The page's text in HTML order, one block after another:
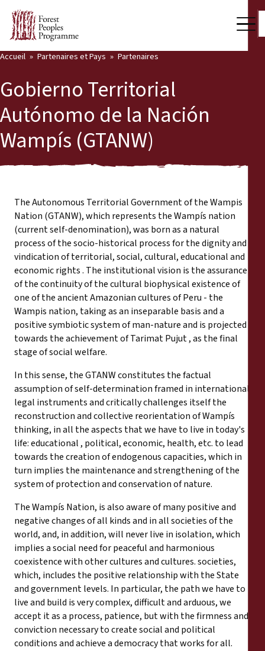
Qui nous sommes
Salle de presse
Nous soutenir
Notre travail
Voix des communautés
Partenaires et Pays
Back
Partenaires et Pays
Pays
Dernières actualités
Accueil Partenaires et Pays Partenaires
Gobierno Territorial
Autónomo de la Nación
Wampís (GTANW)
The Autonomous Territorial Government of the Wampis
Nation (GTANW), which represents the Wampís nation
(current self-denomination), was born as a natural
process of the socio-historical process for the dignity and
vindication of territorial, social, cultural, educational and
economic rights . The institutional vision is the assurance
of the continuity of the cultural biophysical existence of
one of the ancient Amazonian cultures of Peru - the
Wampis nation, taking as an inseparable basis and a
positive symbiotic system of man-nature and is projected
towards the achievement of Tarimat Pujut , as the final
stage of social welfare.
In this sense, the GTANW constitutes the factual
assumption of self-determination framed in international
legal instruments and critically challenges itself the
reconstruction and collective reorientation of Wampís
thinking, in all the aspects that we have to live in today's
life: educational , political, economic, health, etc. to lead
towards the creation of endogenous capacities, which in
turn implies the maintenance and strengthening of the
system of protection and conservation of nature.
The Wampís Nation, is also aware of many positive and
negative changes of all kinds and in all societies of the
world, and, in addition, will never live in isolation, which
implies a social need for peaceful and harmonious
coexistence with other cultures and cultures. societies,
which, includes the positive relationship with the State
and government levels. In particular, the path we have to
live and build is very complex, difficult and arduous, we
accept it as a process, patience, but with the firmness and
conviction necessary to create social and political
conditions and achieve a democracy that works for all.